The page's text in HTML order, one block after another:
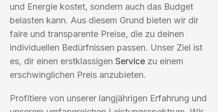
und Energie kostet, sondern auch das Budget
belasten kann. Aus diesem Grund bieten wir dir
faire und transparente Preise, die zu deinen
individuellen Bedürfnissen passen. Unser Ziel ist
es, dir einen erstklassigen Service zu einem
erschwinglichen Preis anzubieten.
Profitiere von unserer langjährigen Erfahrung und